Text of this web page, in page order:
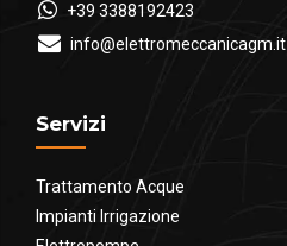
+39 3388192423
info@elettromeccanicagm.it
Servizi
Trattamento Acque
Impianti Irrigazione